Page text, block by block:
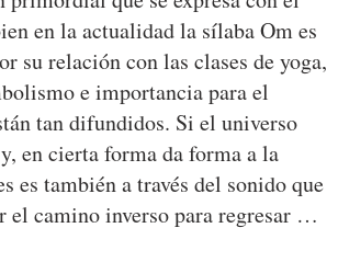
en la actualidad la sílaba Om es
su relación con las clases de yoga,
e importancia para el
tan difundidos. Si el universo
en cierta forma da forma a la
es también a través del sonido que
el camino inverso para regresar …